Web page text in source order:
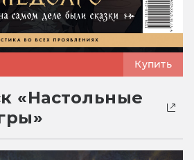
Купить
«Настольные